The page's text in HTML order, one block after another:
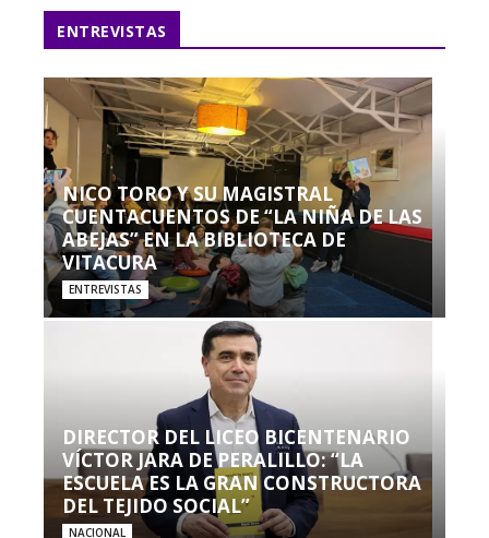
ENTREVISTAS
NICO TORO Y SU MAGISTRAL
CUENTACUENTOS DE “LA NIÑA DE LAS
ABEJAS” EN LA BIBLIOTECA DE
VITACURA
ENTREVISTAS
DIRECTOR DEL LICEO BICENTENARIO
VÍCTOR JARA DE PERALILLO: “LA
ESCUELA ES LA GRAN CONSTRUCTORA
DEL TEJIDO SOCIAL”
NACIONAL